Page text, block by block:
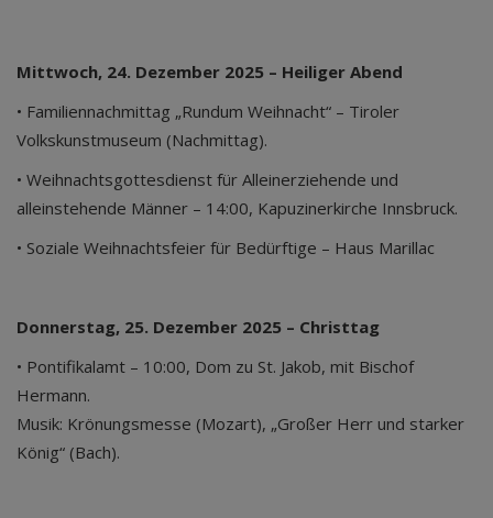
Mittwoch, 24. Dezember 2025 – Heiliger Abend
• Familiennachmittag „Rundum Weihnacht“ – Tiroler
Volkskunstmuseum (Nachmittag).
• Weihnachtsgottesdienst für Alleinerziehende und
alleinstehende Männer – 14:00, Kapuzinerkirche Innsbruck.
• Soziale Weihnachtsfeier für Bedürftige – Haus Marillac
Donnerstag, 25. Dezember 2025 – Christtag
• Pontifikalamt – 10:00, Dom zu St. Jakob, mit Bischof
Hermann.
Musik: Krönungsmesse (Mozart), „Großer Herr und starker
König“ (Bach).